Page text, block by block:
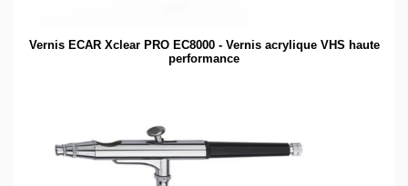
Vernis ECAR Xclear PRO EC8000 - Vernis acrylique VHS haute
performance